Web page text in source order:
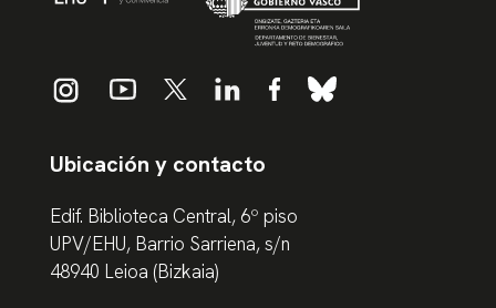
Ubicación y contacto
Edif. Biblioteca Central, 6º piso
UPV/EHU, Barrio Sarriena, s/n
48940 Leioa (Bizkaia)